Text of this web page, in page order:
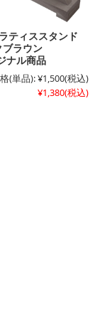
ティススタンド
ラウン
ナル商品
(単品):¥1,500(税込)
¥1,380(税込)